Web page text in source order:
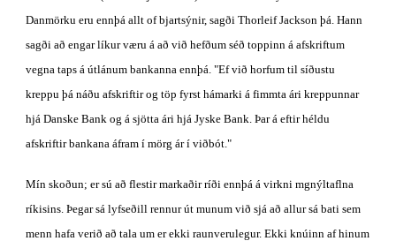
Danmörku eru ennþá allt of bjartsýnir, sagði Thorleif Jackson þá. Hann
sagði að engar líkur væru á að við hefðum séð toppinn á afskriftum
vegna taps á útlánum bankanna ennþá. "Ef við horfum til síðustu
kreppu þá náðu afskriftir og töp fyrst hámarki á fimmta ári kreppunnar
hjá Danske Bank og á sjötta ári hjá Jyske Bank. Þar á eftir héldu
afskriftir bankana áfram í mörg ár í viðbót."
Mín skoðun; er sú að flestir markaðir ríði ennþá á virkni mgnýltaflna
ríkisins. Þegar sá lyfseðill rennur út munum við sjá að allur sá bati sem
menn hafa verið að tala um er ekki raunverulegur. Ekki knúinn af hinum